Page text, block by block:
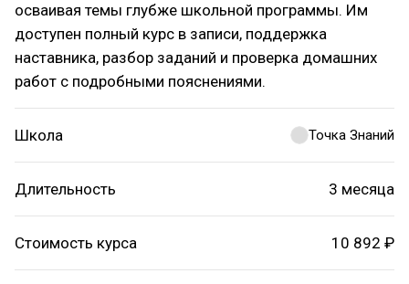
осваивая темы глубже школьной программы. Им
доступен полный курс в записи, поддержка
наставника, разбор заданий и проверка домашних
работ с подробными пояснениями.
Школа Точка Знаний
Длительность 3 месяца
Стоимость курса 10 892 ₽